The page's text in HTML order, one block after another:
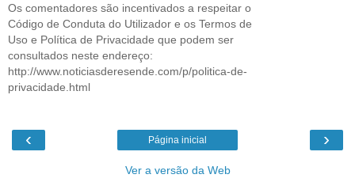
Os comentadores são incentivados a respeitar o
Código de Conduta do Utilizador e os Termos de
Uso e Política de Privacidade que podem ser
consultados neste endereço:
http://www.noticiasderesende.com/p/politica-de-
privacidade.html
‹ ›
Página inicial
Ver a versão da Web